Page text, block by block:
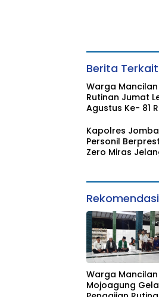
Berita Terkait
Warga
Rutinan Jumat
Agustus Ke- 81
Kapolres
Personil
Zero Miras
Warga Mancilan
Mojoagung